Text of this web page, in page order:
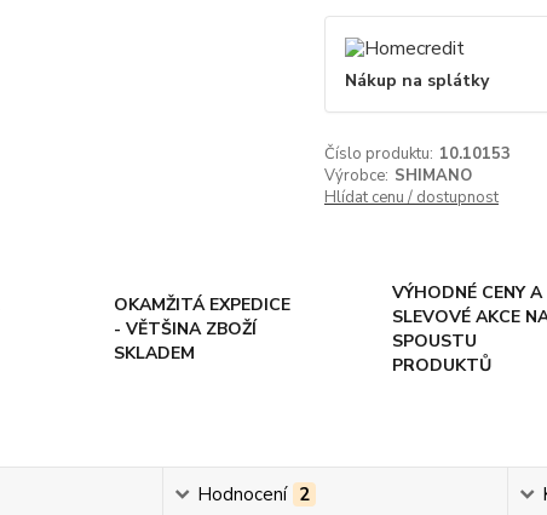
Nákup na splátky
Číslo produktu: 10.10153
Výrobce: SHIMANO
Hlídat cenu / dostupnost
OKAMŽITÁ EXPEDICE
- VĚTŠINA ZBOŽÍ
SKLADEM
VÝHODNÉ CENY A
SLEVOVÉ AKCE
SPOUSTU
PRODUKTŮ
Hodnocení 2